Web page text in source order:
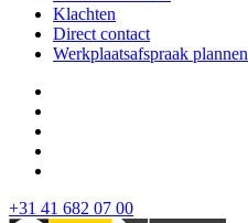
Klachten
Direct contact
Werkplaatsafspraak plannen
+31 41 682 07 00